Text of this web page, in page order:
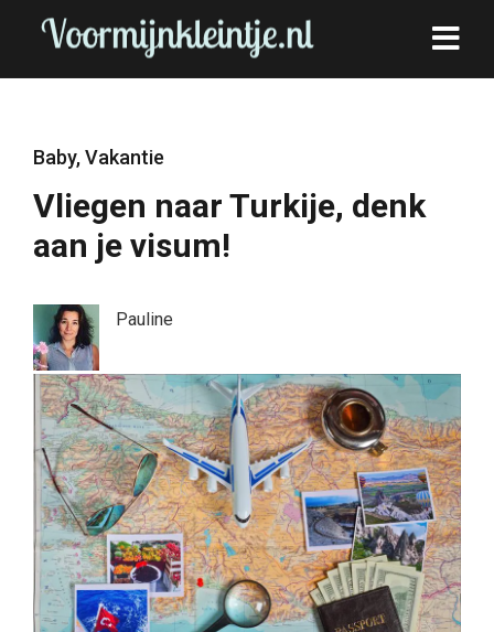
Baby,Vakantie
Vliegen naar Turkije, denk
aan je visum!
Pauline